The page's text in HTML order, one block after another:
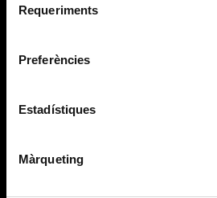
consultar laPolítica de galetes
Requeriments
Preferències
Estadístiques
Màrqueting